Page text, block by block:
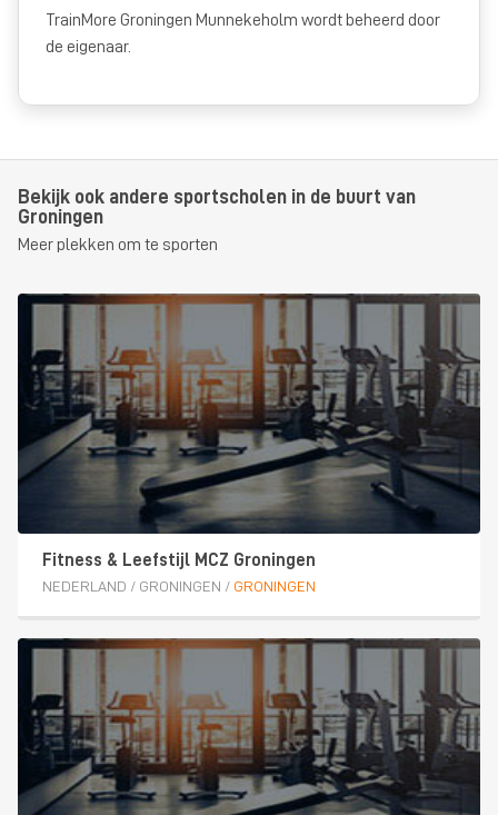
TrainMore Groningen Munnekeholm wordt beheerd door
de eigenaar.
Bekijk ook andere sportscholen in de buurt van
Groningen
Meer plekken om te sporten
Fitness & Leefstijl MCZ Groningen
NEDERLAND / GRONINGEN / GRONINGEN